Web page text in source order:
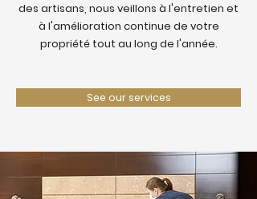
des artisans, nous veillons à l'entretien et
à l'amélioration continue de votre
propriété tout au long de l'année.
See our services